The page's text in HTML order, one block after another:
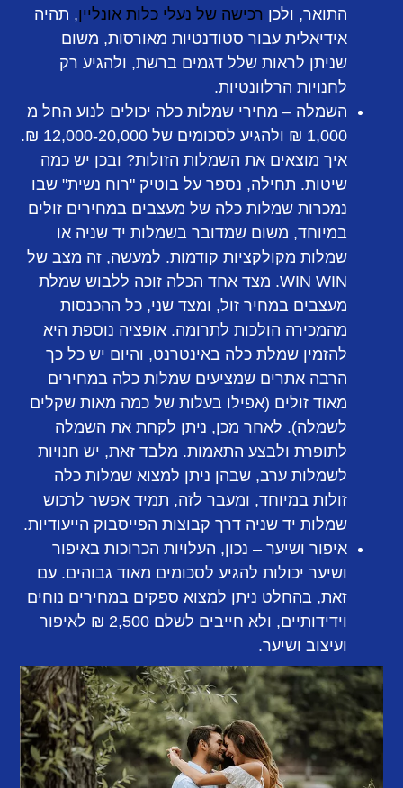
התואר, ולכן רכישה של נעלי כלות אונליין, תהיה
אידיאלית עבור סטודנטיות מאורסות, משום
שניתן לראות שלל דגמים ברשת, ולהגיע רק
לחנויות הרלוונטיות.
השמלה – מחירי שמלות כלה יכולים לנוע החל מ
1,000 ₪ ולהגיע לסכומים של 12,000-20,000 ₪.
איך מוצאים את השמלות הזולות? ובכן יש כמה
שיטות. תחילה, נספר על בוטיק "רוח נשית" שבו
נמכרות שמלות כלה של מעצבים במחירים זולים
במיוחד, משום שמדובר בשמלות יד שניה או
שמלות מקולקציות קודמות. למעשה, זה מצב של
WIN WIN. מצד אחד הכלה זוכה ללבוש שמלת
מעצבים במחיר זול, ומצד שני, כל ההכנסות
מהמכירה הולכות לתרומה. אופציה נוספת היא
להזמין שמלת כלה באינטרנט, והיום יש כל כך
הרבה אתרים שמציעים שמלות כלה במחירים
מאוד זולים (אפילו בעלות של כמה מאות שקלים
לשמלה). לאחר מכן, ניתן לקחת את השמלה
לתופרת ולבצע התאמות. מלבד זאת, יש חנויות
לשמלות ערב, שבהן ניתן למצוא שמלות כלה
זולות במיוחד, ומעבר לזה, תמיד אפשר לרכוש
שמלות יד שניה דרך קבוצות הפייסבוק הייעודיות.
איפור ושיער – נכון, העלויות הכרוכות באיפור
ושיער יכולות להגיע לסכומים מאוד גבוהים. עם
זאת, בהחלט ניתן למצוא ספקים במחירים נוחים
וידידותיים, ולא חייבים לשלם 2,500 ₪ לאיפור
ועיצוב ושיער.